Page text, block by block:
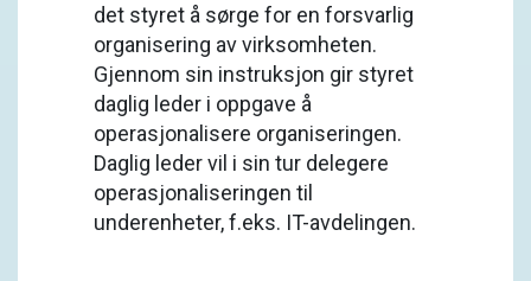
det styret å sørge for en forsvarlig
organisering av virksomheten.
Gjennom sin instruksjon gir styret
daglig leder i oppgave å
operasjonalisere organiseringen.
Daglig leder vil i sin tur delegere
operasjonaliseringen til
underenheter, f.eks. IT-avdelingen.